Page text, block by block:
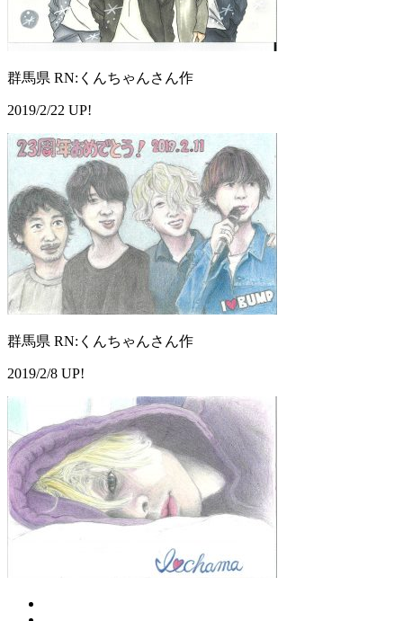
群馬県 RN:くんちゃんさん作
2019/2/22 UP!
群馬県 RN:くんちゃんさん作
2019/2/8 UP!